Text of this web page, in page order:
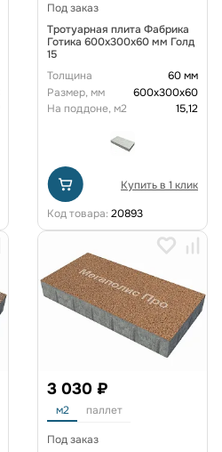
Под заказ
Тротуарная плита Фабрика
Готика 600х300х60 мм Голд
15
Толщина
60 мм
Размер, мм
600х300х60
На поддоне, м2
15,12
Купить в 1 клик
Код товара: 20893
3 030 ₽
м2 паллет
Под заказ